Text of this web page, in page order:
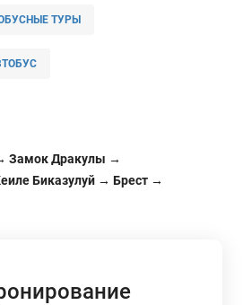
ТУРЫ
Замок Дракулы →
Биказулуй → Брест →